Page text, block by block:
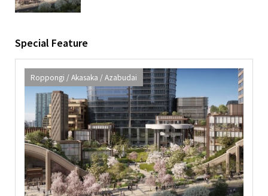
Special Feature
Roppongi / Akasaka / Azabudai